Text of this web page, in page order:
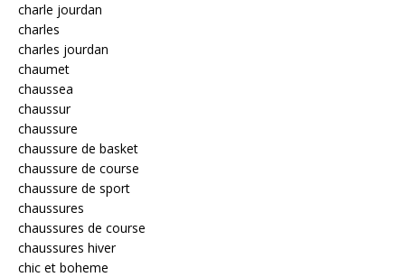
charle jourdan
charles
charles jourdan
chaumet
chaussea
chaussur
chaussure
chaussure de basket
chaussure de course
chaussure de sport
chaussures
chaussures de course
chaussures hiver
chic et boheme